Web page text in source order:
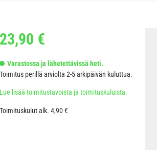
23,90 €
Varastossa ja lähetettävissä heti.
Toimitus perillä arviolta 2-5 arkipäivän kuluttua.
Lue lisää toimitustavoista ja toimituskuluista.
Toimituskulut alk. 4,90 €